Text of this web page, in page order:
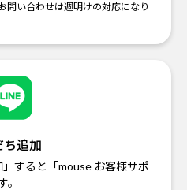
い合わせは週明けの対応になり
ち追加
すると「mouse お客様サポ